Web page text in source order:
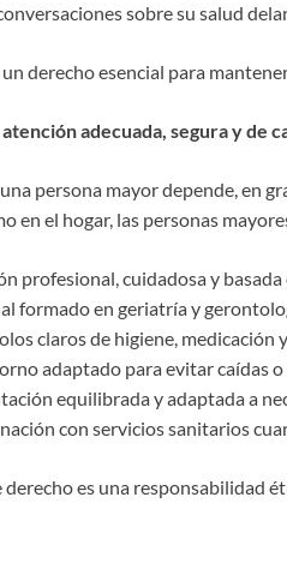
sobre su salud
derecho esencial para
adecuada, segura y de
persona mayor depende, en
en el hogar, las personas
profesional, cuidadosa y basada
formado en geriatría y
claros de higiene, medicación
adaptado para evitar caídas o
equilibrada y adaptada a
con servicios sanitarios
es una responsabilidad